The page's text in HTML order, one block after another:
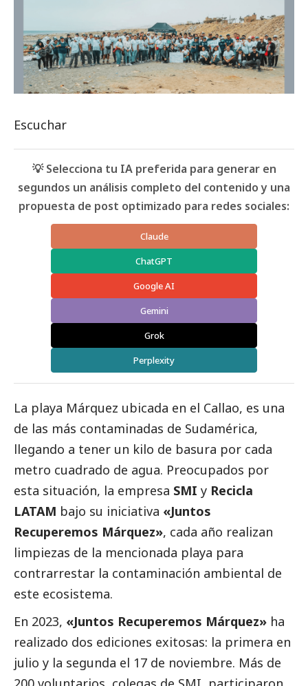
Escuchar
💡 Selecciona tu IA preferida para generar en
segundos un análisis completo del contenido y una
propuesta de post optimizado para redes sociales:
Claude
ChatGPT
Google AI
Gemini
Grok
Perplexity
La playa Márquez ubicada en el Callao, es una
de las más contaminadas de Sudamérica,
llegando a tener un kilo de basura por cada
metro cuadrado de agua. Preocupados por
esta situación, la empresa SMI y Recicla
LATAM bajo su iniciativa «Juntos
Recuperemos Márquez», cada año realizan
limpiezas de la mencionada playa para
contrarrestar la contaminación ambiental de
este ecosistema.
En 2023, «Juntos Recuperemos Márquez» ha
realizado dos ediciones exitosas: la primera en
julio y la segunda el 17 de noviembre. Más de